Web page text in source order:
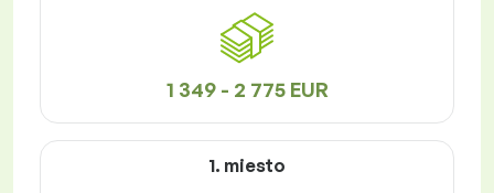
1 349 - 2 775 EUR
1. miesto